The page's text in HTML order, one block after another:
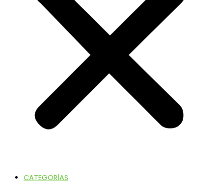
CATEGORÍAS